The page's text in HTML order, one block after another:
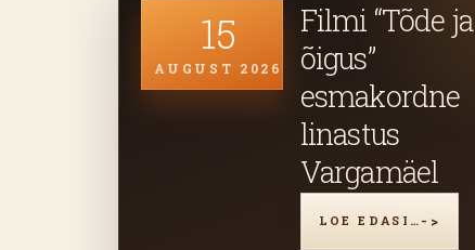
15
AUGUST 2026
Filmi “Tõde ja
õigus”
esmakordne
linastus
Vargamäel
LOE EDASI…